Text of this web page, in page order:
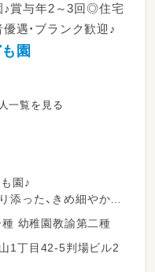
♪賞与年2～3回◎住宅
遇・ブランク歓迎♪
園
一覧を見る
園♪
添った、きめ細やかな
。
、自己啓発手当など各
保育士 幼稚園教諭第一種 幼稚園教諭第二種
1丁目42-5判場ビル2